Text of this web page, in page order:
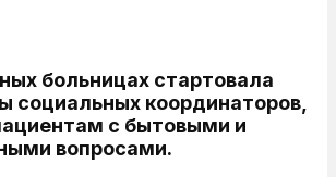
больницах стартовала
социальных координаторов,
с бытовыми и
вопросами.